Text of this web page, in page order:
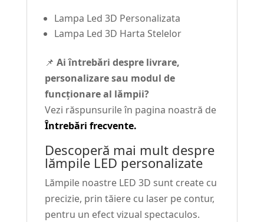
Lampa Led 3D Personalizata
Lampa Led 3D Harta Stelelor
📌 Ai întrebări despre livrare,
personalizare sau modul de
funcționare al lămpii?
Vezi răspunsurile în pagina noastră de
Întrebări frecvente.
Descoperă mai mult despre
lămpile LED personalizate
Lămpile noastre LED 3D sunt create cu
precizie, prin tăiere cu laser pe contur,
pentru un efect vizual spectaculos.